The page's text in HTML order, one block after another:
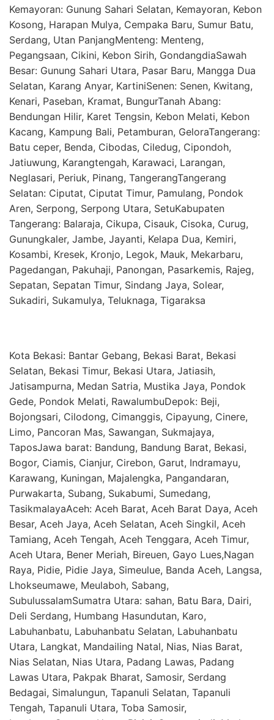
Kemayoran: Gunung Sahari Selatan, Kemayoran, Kebon
Kosong, Harapan Mulya, Cempaka Baru, Sumur Batu,
Serdang, Utan PanjangMenteng: Menteng,
Pegangsaan, Cikini, Kebon Sirih, GondangdiaSawah
Besar: Gunung Sahari Utara, Pasar Baru, Mangga Dua
Selatan, Karang Anyar, KartiniSenen: Senen, Kwitang,
Kenari, Paseban, Kramat, BungurTanah Abang:
Bendungan Hilir, Karet Tengsin, Kebon Melati, Kebon
Kacang, Kampung Bali, Petamburan, GeloraTangerang:
Batu ceper, Benda, Cibodas, Ciledug, Cipondoh,
Jatiuwung, Karangtengah, Karawaci, Larangan,
Neglasari, Periuk, Pinang, TangerangTangerang
Selatan: Ciputat, Ciputat Timur, Pamulang, Pondok
Aren, Serpong, Serpong Utara, SetuKabupaten
Tangerang: Balaraja, Cikupa, Cisauk, Cisoka, Curug,
Gunungkaler, Jambe, Jayanti, Kelapa Dua, Kemiri,
Kosambi, Kresek, Kronjo, Legok, Mauk, Mekarbaru,
Pagedangan, Pakuhaji, Panongan, Pasarkemis, Rajeg,
Sepatan, Sepatan Timur, Sindang Jaya, Solear,
Sukadiri, Sukamulya, Teluknaga, Tigaraksa
Kota Bekasi: Bantar Gebang, Bekasi Barat, Bekasi
Selatan, Bekasi Timur, Bekasi Utara, Jatiasih,
Jatisampurna, Medan Satria, Mustika Jaya, Pondok
Gede, Pondok Melati, RawalumbuDepok: Beji,
Bojongsari, Cilodong, Cimanggis, Cipayung, Cinere,
Limo, Pancoran Mas, Sawangan, Sukmajaya,
TaposJawa barat: Bandung, Bandung Barat, Bekasi,
Bogor, Ciamis, Cianjur, Cirebon, Garut, Indramayu,
Karawang, Kuningan, Majalengka, Pangandaran,
Purwakarta, Subang, Sukabumi, Sumedang,
TasikmalayaAceh: Aceh Barat, Aceh Barat Daya, Aceh
Besar, Aceh Jaya, Aceh Selatan, Aceh Singkil, Aceh
Tamiang, Aceh Tengah, Aceh Tenggara, Aceh Timur,
Aceh Utara, Bener Meriah, Bireuen, Gayo Lues,Nagan
Raya, Pidie, Pidie Jaya, Simeulue, Banda Aceh, Langsa,
Lhokseumawe, Meulaboh, Sabang,
SubulussalamSumatra Utara: sahan, Batu Bara, Dairi,
Deli Serdang, Humbang Hasundutan, Karo,
Labuhanbatu, Labuhanbatu Selatan, Labuhanbatu
Utara, Langkat, Mandailing Natal, Nias, Nias Barat,
Nias Selatan, Nias Utara, Padang Lawas, Padang
Lawas Utara, Pakpak Bharat, Samosir, Serdang
Bedagai, Simalungun, Tapanuli Selatan, Tapanuli
Tengah, Tapanuli Utara, Toba Samosir,